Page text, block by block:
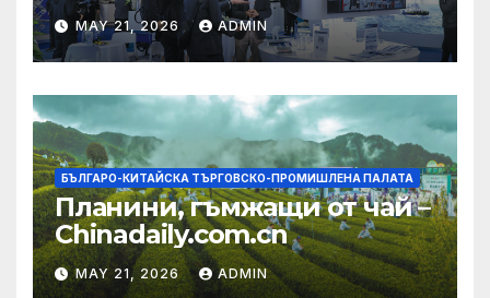
изграждането на AI
екосистема в Китай
MAY 21, 2026 ADMIN
БЪЛГАРО-КИТАЙСКА ТЪРГОВСКО-ПРОМИШЛЕНА ПАЛАТА
Планини, гъмжащи от чай –
Chinadaily.com.cn
MAY 21, 2026 ADMIN